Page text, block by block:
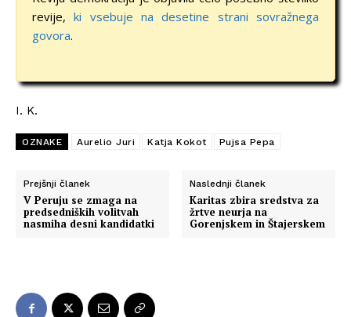
revije, ki vsebuje na desetine strani sovražnega
govora.
I. K.
OZNAKE Aurelio Juri Katja Kokot Pujsa Pepa
Prejšnji članek
V Peruju se zmaga na
predsedniških volitvah
nasmiha desni kandidatki
Naslednji članek
Karitas zbira sredstva za
žrtve neurja na
Gorenjskem in Štajerskem